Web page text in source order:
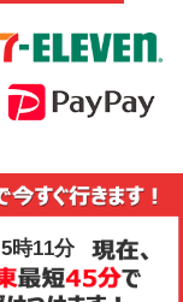
5時11分